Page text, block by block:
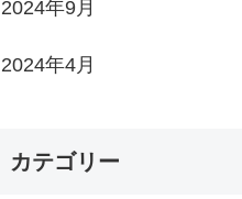
2024年9月
2024年4月
カテゴリー